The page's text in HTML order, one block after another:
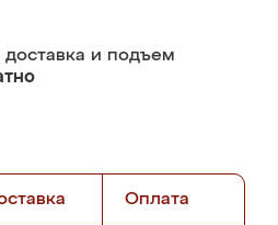
доставка и подъем
Оплата